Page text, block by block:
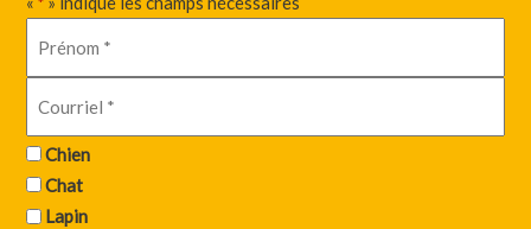
*
Chien
Chat
Lapin